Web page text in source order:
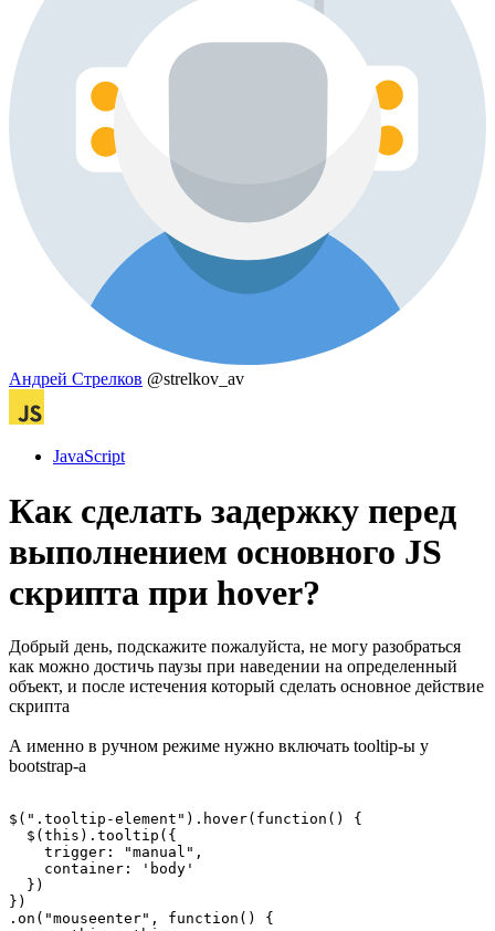
Андрей Стрелков @strelkov_av
JavaScript
Как сделать задержку перед
выполнением основного JS
скрипта при hover?
Добрый день, подскажите пожалуйста, не могу разобраться
как можно достичь паузы при наведении на определенный
объект, и после истечения который сделать основное действие
скрипта
А именно в ручном режиме нужно включать tooltip-ы у
bootstrap-а
$(".tooltip-element").hover(function() {
  $(this).tooltip({
    trigger: "manual",
    container: 'body'
  })
})
.on("mouseenter", function() {